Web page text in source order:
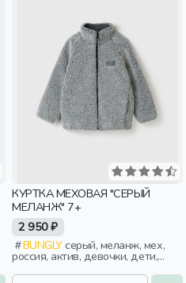
КУРТКА МЕХОВАЯ "СЕРЫЙ
МЕЛАНЖ" 7+
2 950 ₽
BUNGLYсерый, меланж, мех,
россия, актив, девочки, дети,
школьники, подростки